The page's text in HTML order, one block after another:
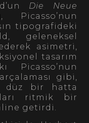
Die Neue
Picasso’nun
tipografideki
geleneksel
asimetri,
tasarım
Picasso’nun
gibi,
düz bir hatta
ritmik bir
getirdi.